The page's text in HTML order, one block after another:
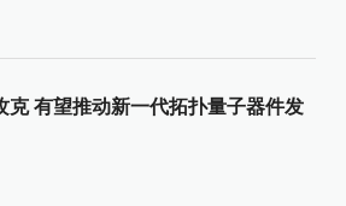
克 有望推动新一代拓扑量子器件发